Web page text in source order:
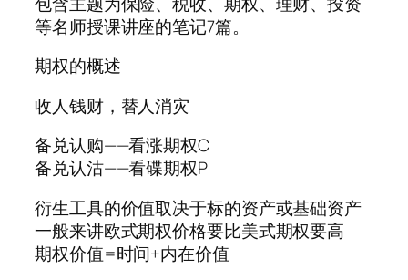
等名师授课讲座的笔记7篇。
期权的概述
收人钱财，替人消灾
备兑认购——看涨期权C
备兑认沽——看碟期权P
衍生工具的价值取决于标的资产或基础资产
一般来讲欧式期权价格要比美式期权要高
期权价值=时间+内在价值